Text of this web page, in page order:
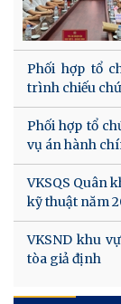
Phối hợp tổ
trình chiếu
Phối hợp tổ
vụ án hành
VKSQS Quân
kỹ thuật năm
VKSND khu
tòa giả định